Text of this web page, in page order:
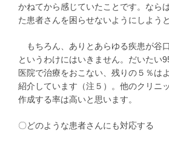
かねてから感じていたことです。なら
た患者さんを困らせないようにしよう
もちろん、ありとあらゆる疾患が谷
というわけにはいきません。だいたい
医院で治療をおこない、残りの５％は
紹介しています（注５）。他のクリニ
作成する率は高いと思います。
〇どのような患者さんにも対応する